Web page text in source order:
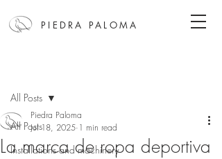
PIEDRA PALOMA
All Posts
Installations and machinery
All Posts
La marca de ropa deportiva
Piedra Paloma
Jul 18, 2025 1 min read